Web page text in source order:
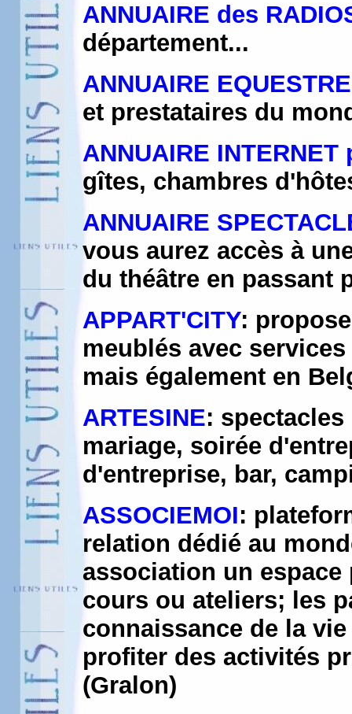
ANNUAIRE des
département...
ANNUAIRE EQUESTRE
et prestataires du
ANNUAIRE
gîtes, chambres
ANNUAIRE
vous aurez accès à
du théâtre en passant
APPART'CITY:
meublés avec
mais également en
ARTESINE:
mariage, soirée
d'entreprise, bar,
ASSOCIEMOI:
relation dédié au
association un
cours ou ateliers; les
connaissance de la
profiter des activités
(Gralon)